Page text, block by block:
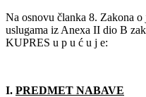
Na osnovu članka 8. Zakona
uslugama iz Anexa II dio B
KUPRES u p u ć u j e:
I. PREDMET NABAVE